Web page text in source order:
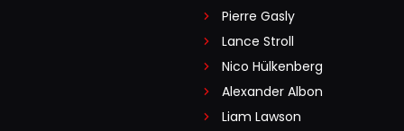
Pierre Gasly
Lance Stroll
Nico Hülkenberg
Alexander Albon
Liam Lawson